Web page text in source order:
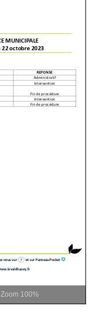
Zoom 100%